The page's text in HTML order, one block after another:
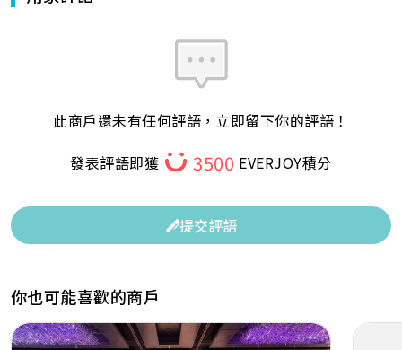
此商戶還未有任何評語，立即留下你的評語！
發表評語即獲
3500 EVERJOY積分
提交評語
你也可能喜歡的商戶